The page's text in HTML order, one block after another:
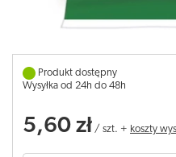
Produkt dostępny
Wysyłka od 24h do 48h
5,60 zł / szt. + koszty